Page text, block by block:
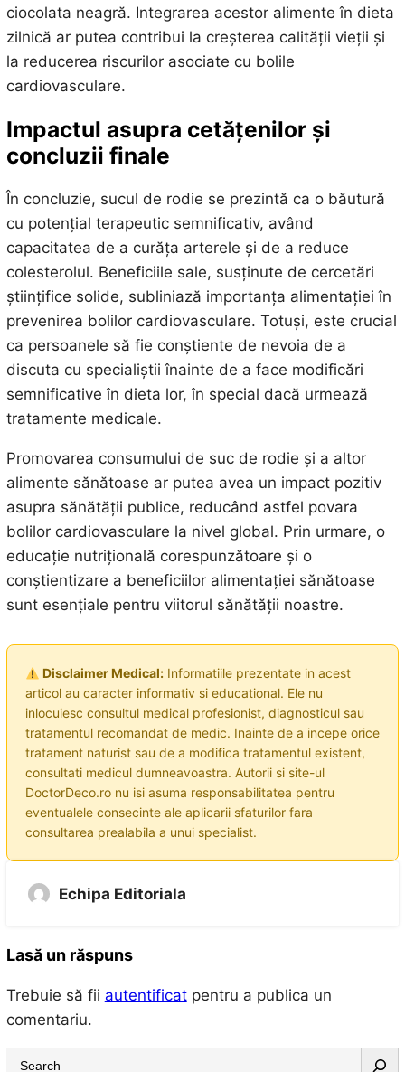
ciocolata neagră. Integrarea acestor alimente în dieta
zilnică ar putea contribui la creșterea calității vieții și
la reducerea riscurilor asociate cu bolile
cardiovasculare.
Impactul asupra cetățenilor și
concluzii finale
În concluzie, sucul de rodie se prezintă ca o băutură
cu potențial terapeutic semnificativ, având
capacitatea de a curăța arterele și de a reduce
colesterolul. Beneficiile sale, susținute de cercetări
științifice solide, subliniază importanța alimentației în
prevenirea bolilor cardiovasculare. Totuși, este crucial
ca persoanele să fie conștiente de nevoia de a
discuta cu specialiștii înainte de a face modificări
semnificative în dieta lor, în special dacă urmează
tratamente medicale.
Promovarea consumului de suc de rodie și a altor
alimente sănătoase ar putea avea un impact pozitiv
asupra sănătății publice, reducând astfel povara
bolilor cardiovasculare la nivel global. Prin urmare, o
educație nutrițională corespunzătoare și o
conștientizare a beneficiilor alimentației sănătoase
sunt esențiale pentru viitorul sănătății noastre.
Disclaimer Medical:Informatiile prezentate in acest
articol au caracter informativ si educational. Ele nu
inlocuiesc consultul medical profesionist, diagnosticul sau
tratamentul recomandat de medic. Inainte de a incepe orice
tratament naturist sau de a modifica tratamentul existent,
consultati medicul dumneavoastra. Autorii si site-ul
DoctorDeco.ro nu isi asuma responsabilitatea pentru
eventualele consecinte ale aplicarii sfaturilor fara
consultarea prealabila a unui specialist.
Echipa Editoriala
Lasă un răspuns
Trebuie să fii autentificatpentru a publica un
comentariu.